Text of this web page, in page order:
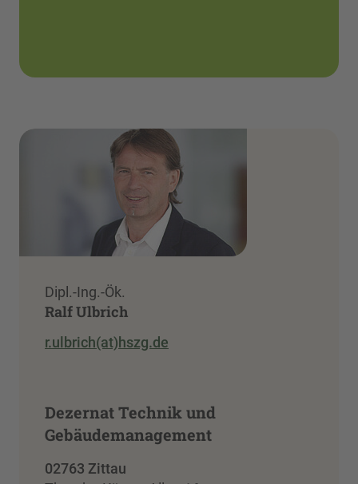
Dipl.-Ing.-Ök.
Ralf Ulbrich
r.ulbrich(at)hszg.de
Dezernat Technik und
Gebäudemanagement
02763 Zittau